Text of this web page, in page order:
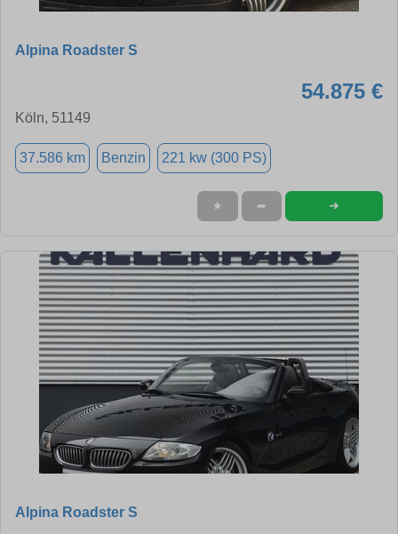
Alpina Roadster S
54.875 €
Köln, 51149
37.586 km Benzin 221 kw (300 PS)
★ ➦ ➜
Alpina Roadster S